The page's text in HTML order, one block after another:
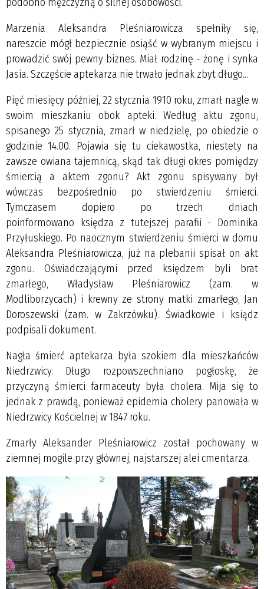
Marzenia Aleksandra Pleśniarowicza spełniły się,
nareszcie mógł bezpiecznie osiąść w wybranym miejscu i
prowadzić swój pewny biznes. Miał rodzinę - żonę i synka
Jasia. Szczęście aptekarza nie trwało jednak zbyt długo...
Pięć miesięcy później, 22 stycznia 1910 roku, zmarł nagle w
swoim mieszkaniu obok apteki. Według aktu zgonu,
spisanego 25 stycznia, zmarł w niedzielę, po obiedzie o
godzinie 14.00. Pojawia się tu ciekawostka, niestety na
zawsze owiana tajemnicą, skąd tak długi okres pomiędzy
śmiercią a aktem zgonu? Akt zgonu spisywany był
wówczas bezpośrednio po stwierdzeniu śmierci.
Tymczasem dopiero po trzech dniach
poinformowano księdza z tutejszej parafii - Dominika
Przyłuskiego. Po naocznym stwierdzeniu śmierci w domu
Aleksandra Pleśniarowicza, już na plebanii spisał on akt
zgonu. Oświadczającymi przed księdzem byli brat
zmarłego, Władysław Pleśniarowicz (zam. w
Modliborzycach) i krewny ze strony matki zmarłego, Jan
Doroszewski (zam. w Zakrzówku). Świadkowie i ksiądz
podpisali dokument.
Nagła śmierć aptekarza była szokiem dla mieszkańców
Niedrzwicy. Długo rozpowszechniano pogłoskę, że
przyczyną śmierci farmaceuty była cholera. Mija się to
jednak z prawdą, ponieważ epidemia cholery panowała w
Niedrzwicy Kościelnej w 1847 roku.
Zmarły Aleksander Pleśniarowicz został pochowany w
ziemnej mogile przy głównej, najstarszej alei cmentarza.